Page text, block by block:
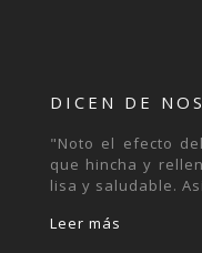
DICEN DE
"Noto el efecto
que hincha y
lisa y saludable.
Leer más